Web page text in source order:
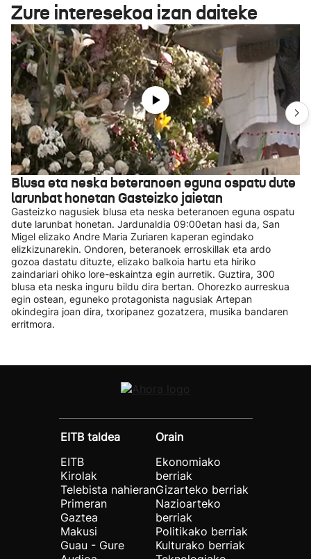
Zure interesekoa izan daiteke
Blusa eta neska beteranoen eguna ospatu dute
larunbat honetan Gasteizko jaietan
Gasteizko nagusiek blusa eta neska beteranoen eguna ospatu
dute larunbat honetan. Jardunaldia 09:00etan hasi da, San
Migel elizako Andre Maria Zuriaren kaperan egindako
elizkizunarekin. Ondoren, beteranoek erroskillak eta ardo
gozoa dastatu dituzte, elizako balkoia hartu eta hiriko
zaindariari ohiko lore-eskaintza egin aurretik. Guztira, 300
blusa eta neska inguru bildu dira bertan. Ohorezko aurreskua
egin ostean, eguneko protagonista nagusiak Artepan
okindegira joan dira, txoripanez gozatzera, musika bandaren
erritmora.
EITB taldea
EITB
Kirolak
Telebista nahieran
Primeran
Gaztea
Makusi
Guau - Gure
Orain
Ekonomiako
berriak
Gizarteko berriak
Nazioarteko
berriak
Politikako berriak
Kulturako berriak